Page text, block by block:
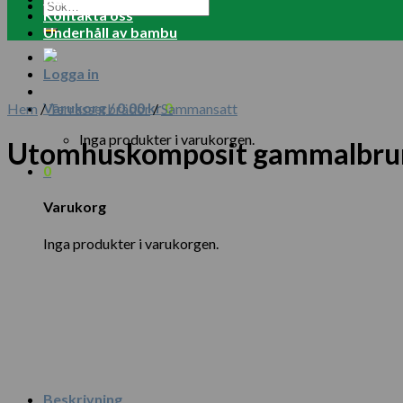
Sök
efter:
Logga in
Varukorg /0.00kr0
Inga produkter i varukorgen.
0
Varukorg
Inga produkter i varukorgen.
Kontakta oss
Underhåll av bambu
Hem /Terrasserbrädor/Sammansatt
Utomhuskomposit
Beskrivning